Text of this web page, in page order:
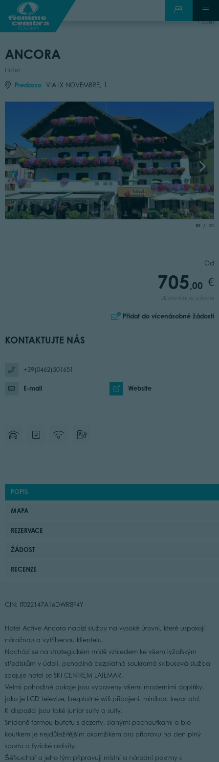
zpět
ANCORA
Hotel
Predazzo VIA IX NOVEMBRE, 1
01 of
21
Od
705,00
Ubytování se snídaní
Přidat do vícenásobné žádosti
KONTAKTUJTE NÁS
+39(0462)501651
E-mail Website
POPIS
MAPA
REZERVACE
ŽÁDOST
RECENZE
CIN: IT022147A16DWR8F4Y
Hotel Active Ancora nabízí služby na vysoké úrovni, které uspokojí
náročnou a vytříbenou klientelu.
Nachází se na strategickém místě vzhledem ke všem lyžařským
střediskům v údolí, pohodlná bezplatná soukromá skibusová služba
spojuje hotel se SKI CENTREM LATEMAR.
Velmi pohodlné pokoje jsou vybaveny všemi moderními doplňky,
jako je LCD televize, bezplatné wifi připojení, minibar, trezor atd.
K dispozici jsou také junior suity a suity.
Snídaně formou bufetu s dezerty, slanými pochoutkami a bio
koutkem je nejdůležitějším okamžikem pro přípravu na den plný
sportu a fyzické aktivity.
Šéfkuchař a jeho tým připravují místní a národní pokrmy s